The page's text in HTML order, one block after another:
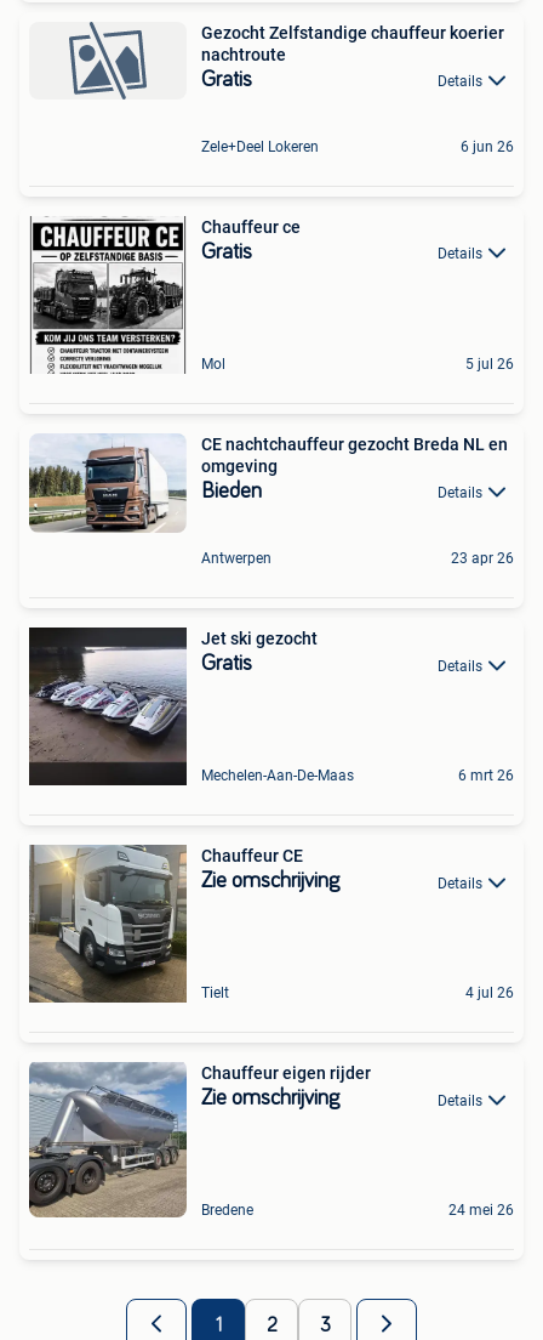
Gezocht Zelfstandige chauffeur koerier
nachtroute
Gratis Details
Zele+Deel Lokeren 6 jun 26
Chauffeur ce
Gratis Details
Mol 5 jul 26
CE nachtchauffeur gezocht Breda NL en
omgeving
Bieden Details
Antwerpen 23 apr 26
Jet ski gezocht
Gratis Details
Mechelen-Aan-De-Maas 6 mrt 26
Chauffeur CE
Zie omschrijving Details
Tielt 4 jul 26
Chauffeur eigen rijder
Zie omschrijving Details
Bredene 24 mei 26
1 2 3